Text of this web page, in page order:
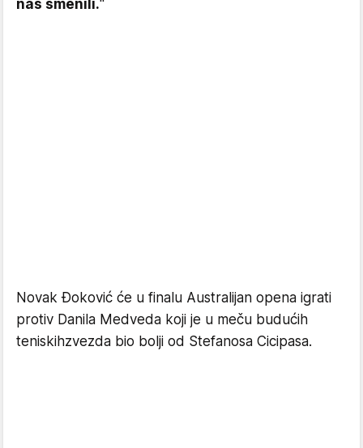
nas smenili.''
Novak Đoković će u finalu Australijan opena igrati
protiv Danila Medveda koji je u meču budućih
teniskihzvezda bio bolji od Stefanosa Cicipasa.